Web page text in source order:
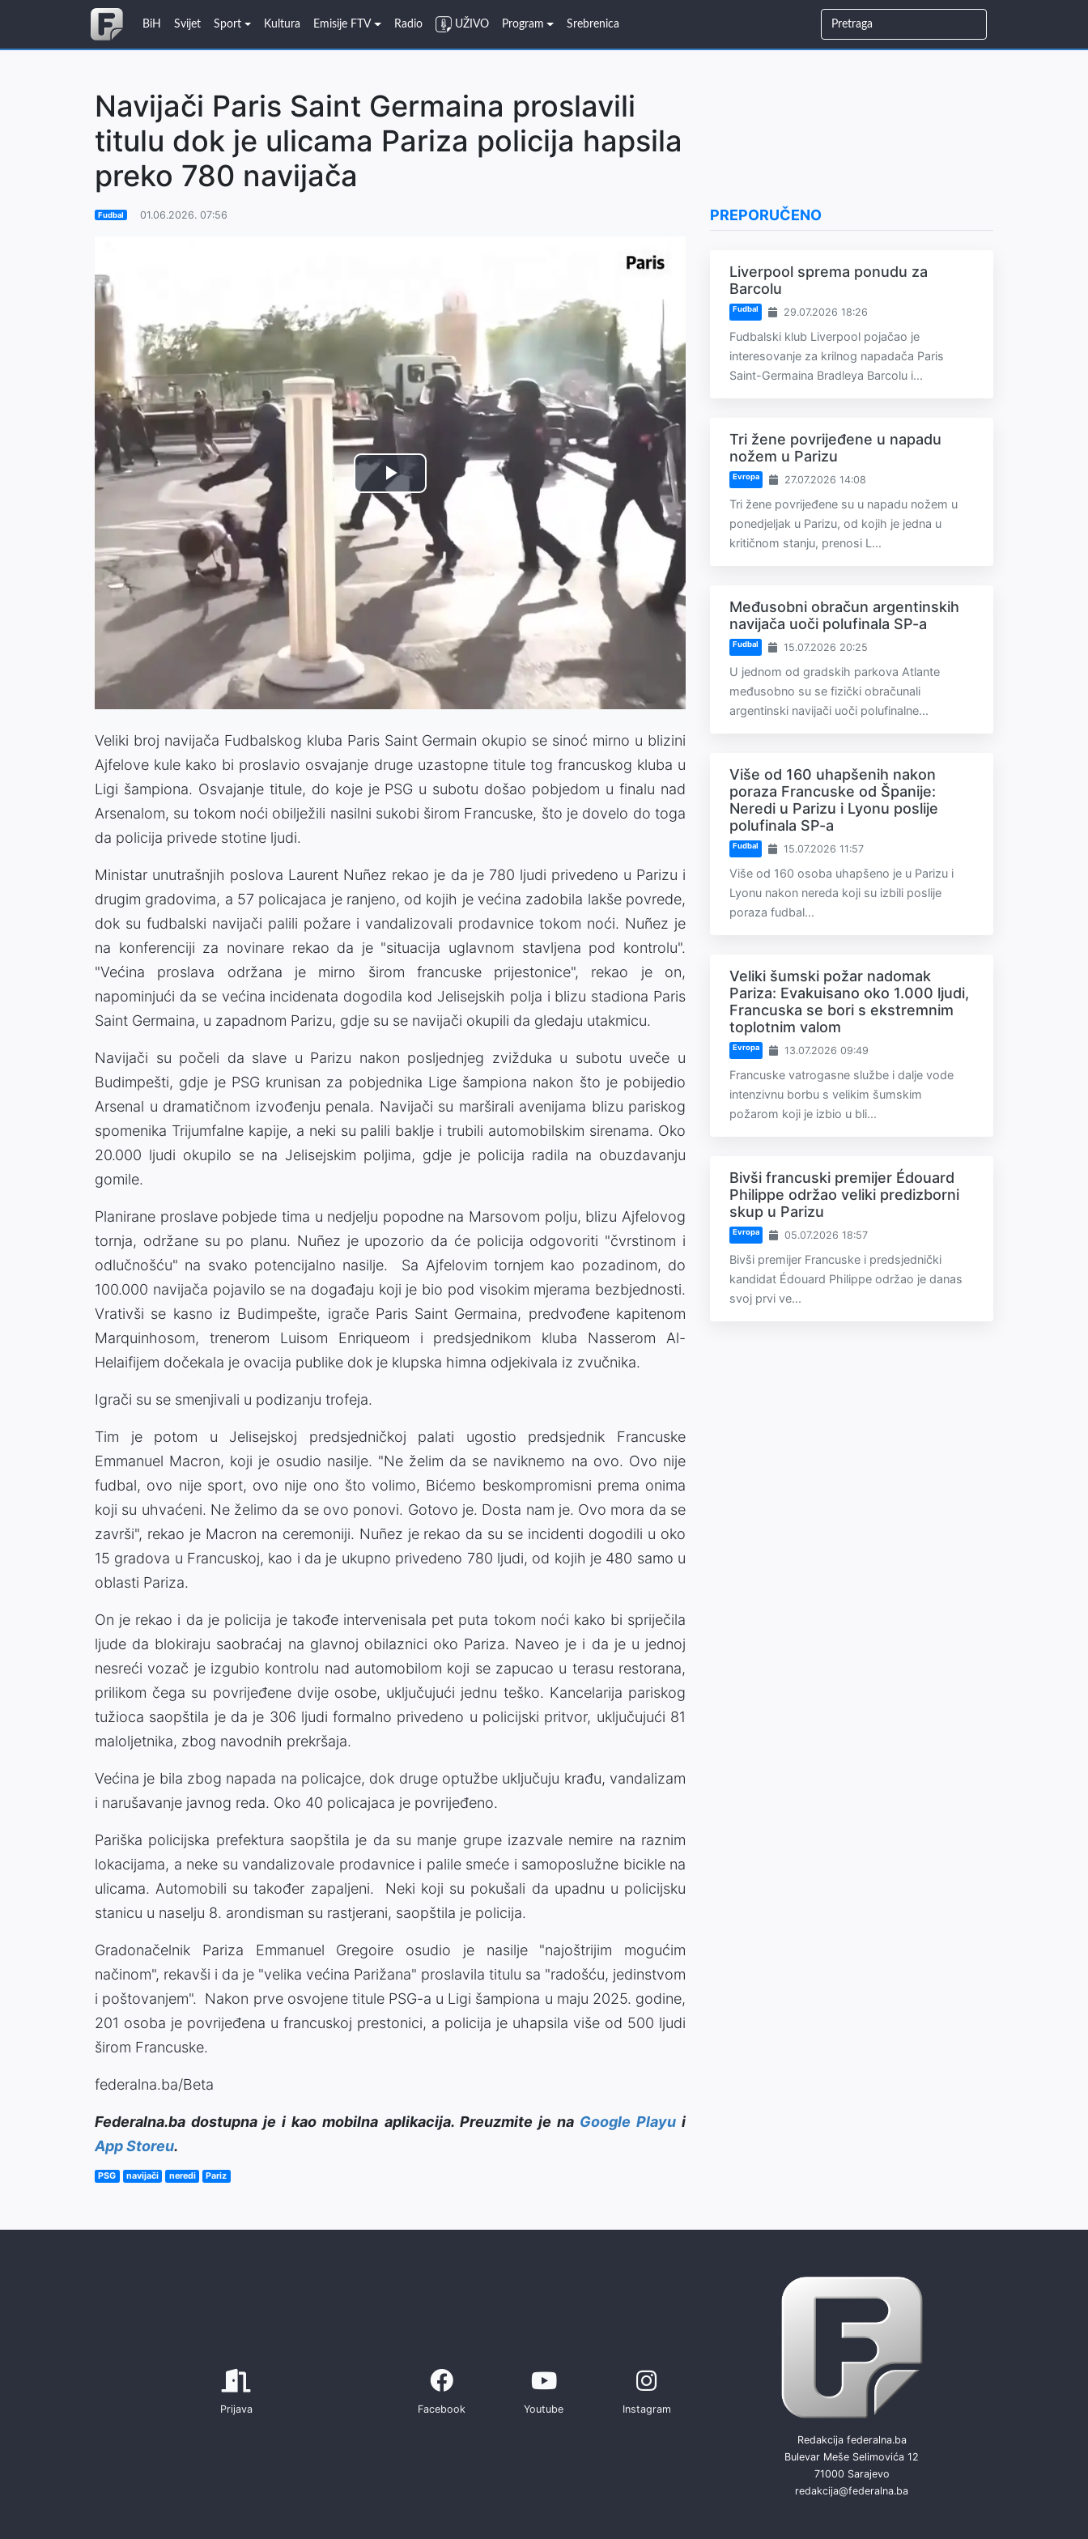
BiH Svijet Sport Kultura Emisije FTV Radio UŽIVO Program Srebrenica
Navijači Paris Saint Germaina proslavili
titulu dok je ulicama Pariza policija hapsila
preko 780 navijača
Fudbal 01.06.2026. 07:56
Play
Video
Veliki broj navijača Fudbalskog kluba Paris Saint Germain okupio se sinoć mirno u blizini
Ajfelove kule kako bi proslavio osvajanje druge uzastopne titule tog francuskog kluba u
Ligi šampiona. Osvajanje titule, do koje je PSG u subotu došao pobjedom u finalu nad
Arsenalom, su tokom noći obilježili nasilni sukobi širom Francuske, što je dovelo do toga
da policija privede stotine ljudi.
Ministar unutrašnjih poslova Laurent Nuñez rekao je da je 780 ljudi privedeno u Parizu i
drugim gradovima, a 57 policajaca je ranjeno, od kojih je većina zadobila lakše povrede,
dok su fudbalski navijači palili požare i vandalizovali prodavnice tokom noći. Nuñez je
na konferenciji za novinare rekao da je "situacija uglavnom stavljena pod kontrolu".
"Većina proslava održana je mirno širom francuske prijestonice", rekao je on,
napominjući da se većina incidenata dogodila kod Jelisejskih polja i blizu stadiona Paris
Saint Germaina, u zapadnom Parizu, gdje su se navijači okupili da gledaju utakmicu.
Navijači su počeli da slave u Parizu nakon posljednjeg zvižduka u subotu uveče u
Budimpešti, gdje je PSG krunisan za pobjednika Lige šampiona nakon što je pobijedio
Arsenal u dramatičnom izvođenju penala. Navijači su marširali avenijama blizu pariskog
spomenika Trijumfalne kapije, a neki su palili baklje i trubili automobilskim sirenama. Oko
20.000 ljudi okupilo se na Jelisejskim poljima, gdje je policija radila na obuzdavanju
gomile.
Planirane proslave pobjede tima u nedjelju popodne na Marsovom polju, blizu Ajfelovog
tornja, održane su po planu. Nuñez je upozorio da će policija odgovoriti "čvrstinom i
odlučnošću" na svako potencijalno nasilje. Sa Ajfelovim tornjem kao pozadinom, do
100.000 navijača pojavilo se na događaju koji je bio pod visokim mjerama bezbjednosti.
Vrativši se kasno iz Budimpešte, igrače Paris Saint Germaina, predvođene kapitenom
Marquinhosom, trenerom Luisom Enriqueom i predsjednikom kluba Nasserom Al-
Helaifijem dočekala je ovacija publike dok je klupska himna odjekivala iz zvučnika.
Igrači su se smenjivali u podizanju trofeja.
Tim je potom u Jelisejskoj predsjedničkoj palati ugostio predsjednik Francuske
Emmanuel Macron, koji je osudio nasilje. "Ne želim da se naviknemo na ovo. Ovo nije
fudbal, ovo nije sport, ovo nije ono što volimo, Bićemo beskompromisni prema onima
koji su uhvaćeni. Ne želimo da se ovo ponovi. Gotovo je. Dosta nam je. Ovo mora da se
završi", rekao je Macron na ceremoniji. Nuñez je rekao da su se incidenti dogodili u oko
15 gradova u Francuskoj, kao i da je ukupno privedeno 780 ljudi, od kojih je 480 samo u
oblasti Pariza.
On je rekao i da je policija je takođe intervenisala pet puta tokom noći kako bi spriječila
ljude da blokiraju saobraćaj na glavnoj obilaznici oko Pariza. Naveo je i da je u jednoj
nesreći vozač je izgubio kontrolu nad automobilom koji se zapucao u terasu restorana,
prilikom čega su povrijeđene dvije osobe, uključujući jednu teško. Kancelarija pariskog
tužioca saopštila je da je 306 ljudi formalno privedeno u policijski pritvor, uključujući 81
maloljetnika, zbog navodnih prekršaja.
Većina je bila zbog napada na policajce, dok druge optužbe uključuju krađu, vandalizam
i narušavanje javnog reda. Oko 40 policajaca je povrijeđeno.
Pariška policijska prefektura saopštila je da su manje grupe izazvale nemire na raznim
lokacijama, a neke su vandalizovale prodavnice i palile smeće i samoposlužne bicikle na
ulicama. Automobili su također zapaljeni. Neki koji su pokušali da upadnu u policijsku
stanicu u naselju 8. arondisman su rastjerani, saopštila je policija.
Gradonačelnik Pariza Emmanuel Gregoire osudio je nasilje "najoštrijim mogućim
načinom", rekavši i da je "velika većina Parižana" proslavila titulu sa "radošću, jedinstvom
i poštovanjem". Nakon prve osvojene titule PSG-a u Ligi šampiona u maju 2025. godine,
201 osoba je povrijeđena u francuskoj prestonici, a policija je uhapsila više od 500 ljudi
širom Francuske.
federalna.ba/Beta
Federalna.ba dostupna je i kao mobilna aplikacija. Preuzmite je na Google Playui
App Storeu.
PSG navijači neredi Pariz
PREPORUČENO
Liverpool sprema ponudu za
Barcolu
Fudbal 29.07.2026 18:26
Fudbalski klub Liverpool pojačao je
interesovanje za krilnog napadača Paris
Saint-Germaina Bradleya Barcolu i...
Tri žene povrijeđene u napadu
nožem u Parizu
Evropa 27.07.2026 14:08
Tri žene povrijeđene su u napadu nožem u
ponedjeljak u Parizu, od kojih je jedna u
kritičnom stanju, prenosi L...
Međusobni obračun argentinskih
navijača uoči polufinala SP-a
Fudbal 15.07.2026 20:25
U jednom od gradskih parkova Atlante
međusobno su se fizički obračunali
argentinski navijači uoči polufinalne...
Više od 160 uhapšenih nakon
poraza Francuske od Španije:
Neredi u Parizu i Lyonu poslije
polufinala SP-a
Fudbal 15.07.2026 11:57
Više od 160 osoba uhapšeno je u Parizu i
Lyonu nakon nereda koji su izbili poslije
poraza fudbal...
Veliki šumski požar nadomak
Pariza: Evakuisano oko 1.000 ljudi,
Francuska se bori s ekstremnim
toplotnim valom
Evropa 13.07.2026 09:49
Francuske vatrogasne službe i dalje vode
intenzivnu borbu s velikim šumskim
požarom koji je izbio u bli...
Bivši francuski premijer Édouard
Philippe održao veliki predizborni
skup u Parizu
Evropa 05.07.2026 18:57
Bivši premijer Francuske i predsjednički
kandidat Édouard Philippe održao je danas
svoj prvi ve...
Prijava Facebook Youtube Instagram
Redakcija federalna.ba
Bulevar Meše Selimovića 12
71000 Sarajevo
redakcija@federalna.ba